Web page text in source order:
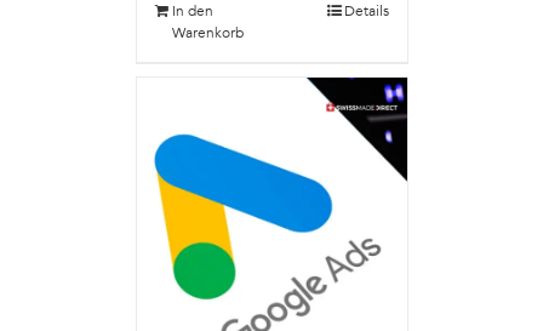
In den
Warenkorb
Details